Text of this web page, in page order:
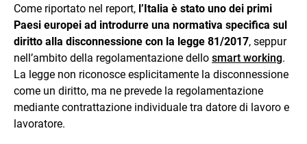
Come riportato nel report, l’Italia è stato uno dei primi
Paesi europei ad introdurre una normativa specifica sul
diritto alla disconnessione con la legge 81/2017, seppur
nell’ambito della regolamentazione dello smart working.
La legge non riconosce esplicitamente la disconnessione
come un diritto, ma ne prevede la regolamentazione
mediante contrattazione individuale tra datore di lavoro e
lavoratore.